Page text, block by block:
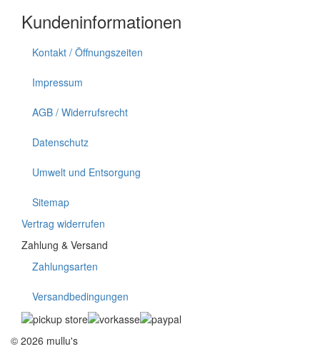
Kundeninformationen
Kontakt / Öffnungszeiten
Impressum
AGB / Widerrufsrecht
Datenschutz
Umwelt und Entsorgung
Sitemap
Vertrag widerrufen
Zahlung & Versand
Zahlungsarten
Versandbedingungen
© 2026 mullu's